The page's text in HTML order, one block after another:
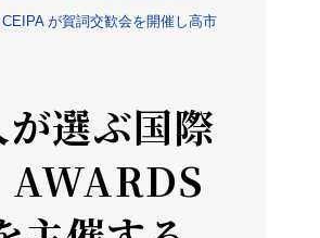
が賀詞交歓会を開催し高市
選ぶ国際
AWARDS